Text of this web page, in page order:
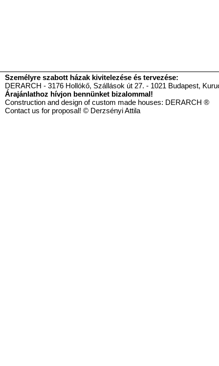
Személyre szabott házak kivitelezése és tervezése:
DERARCH - 3176 Hollókő, Szállások út 27. - 1021 Budapest,
Árajánlathoz hívjon bennünket bizalommal!
Construction and design of custom made houses:
Contact us for proposal! © Derzsényi Attila